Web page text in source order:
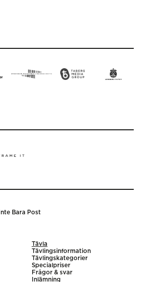
Inte Bara Post
Tävla
Tävlingsinformation
Tävlingskategorier
Specialpriser
Frågor & svar
Inlämning